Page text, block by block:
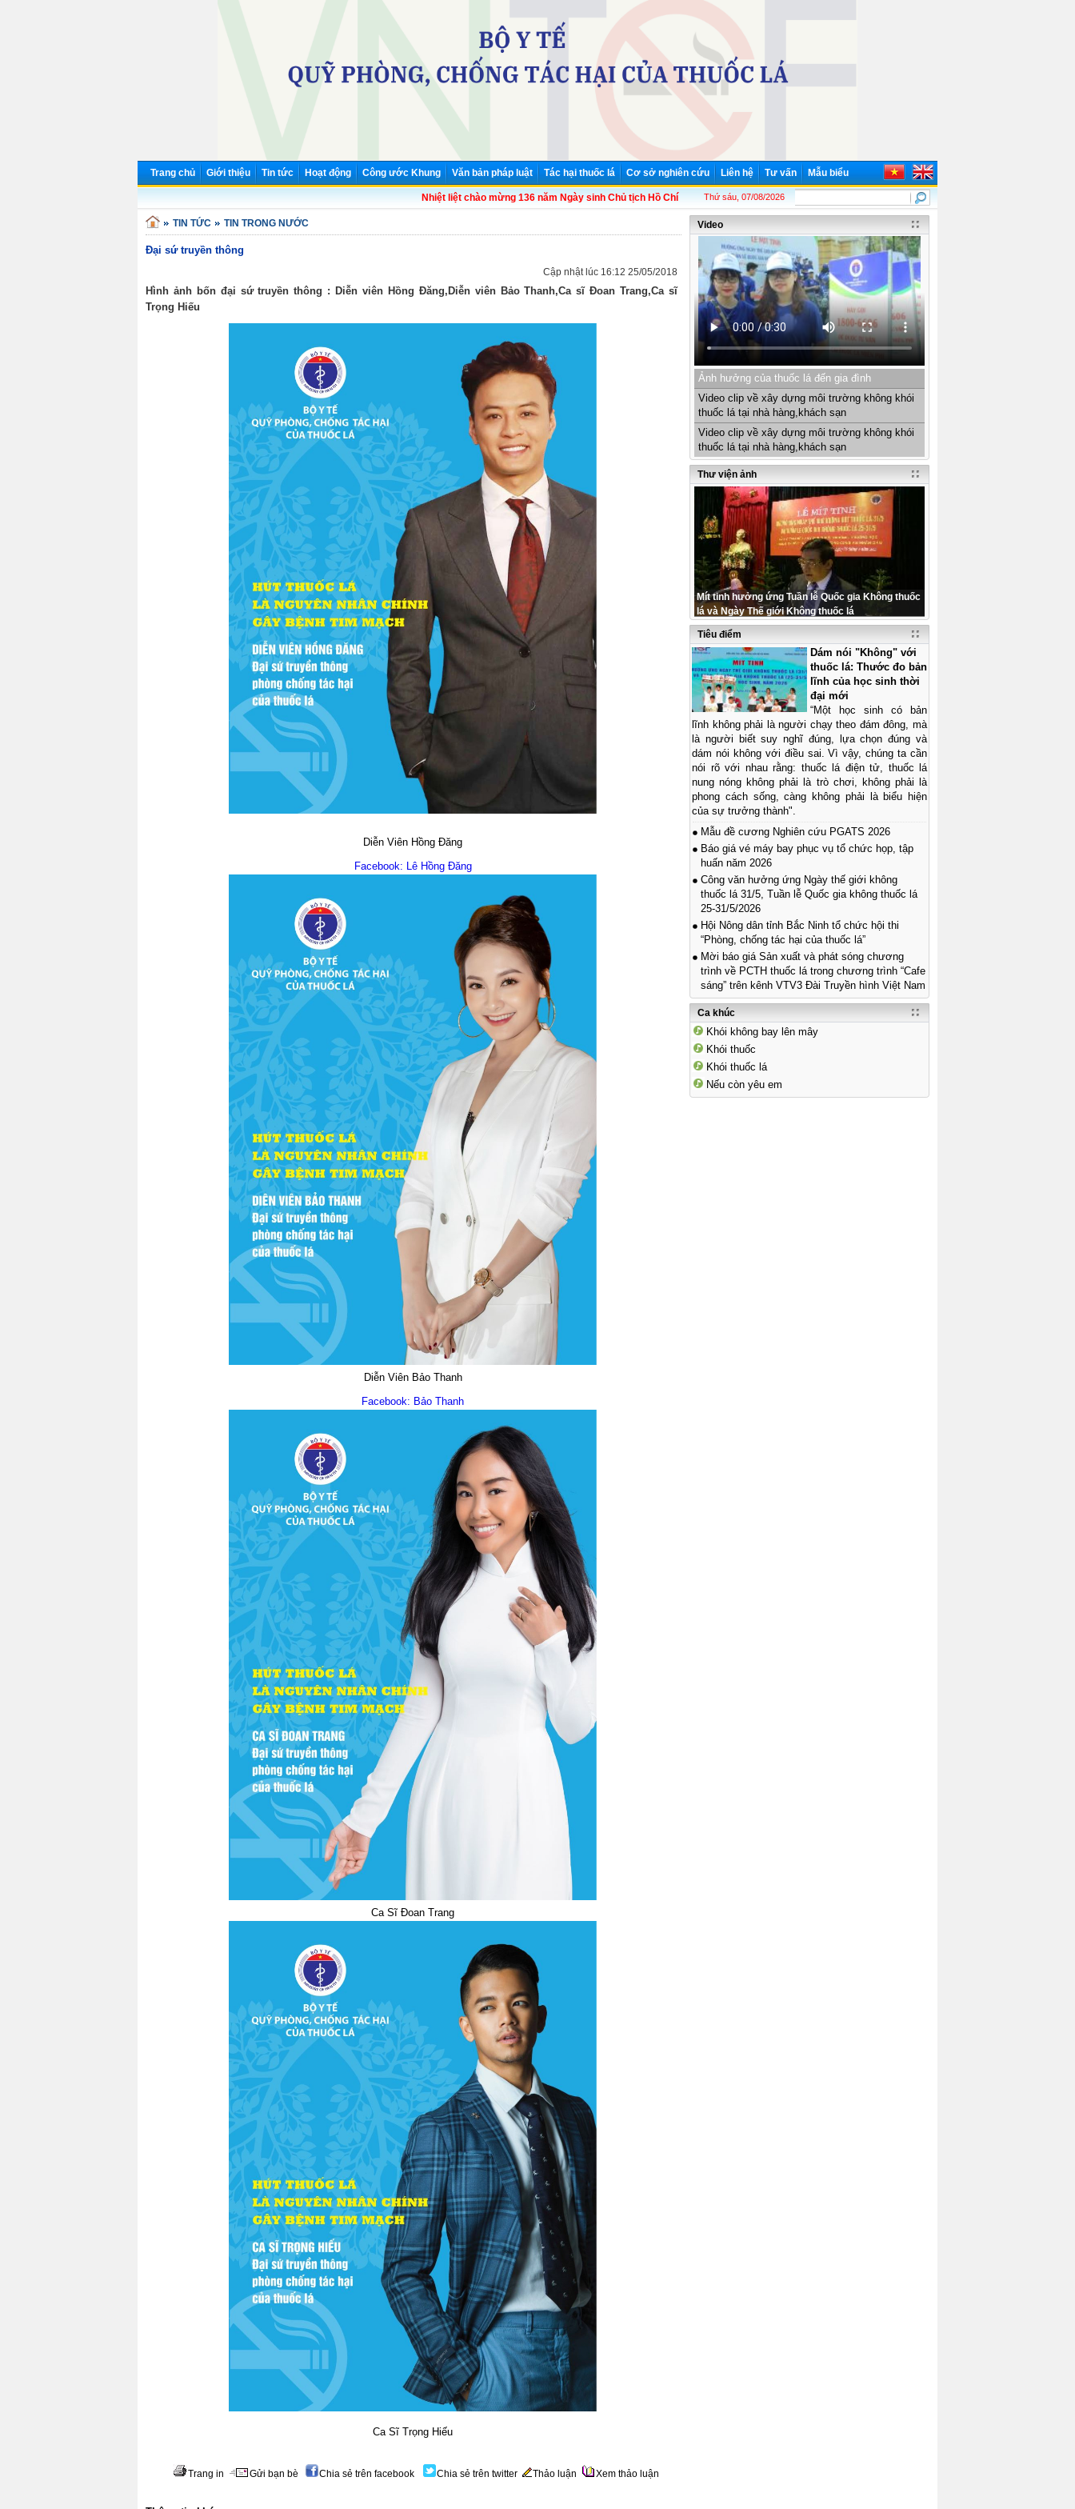
Trang chủ Giới thiệu Tin tức Hoạt động Công ước Khung Văn bản pháp luật Tác hại thuốc lá Cơ sở nghiên cứu Liên hệ Tư vấn Mẫu biểu
Nhiệt liệt chào mừng 136 năm Ngày sinh Chủ tịch Hồ Chí Minh (19/5/1890 - 19/5/2026)! Chủ tịch Hồ Chí Minh - Lãnh tụ thiên tài của Đảng và nhân dân ta!
Thứ sáu, 07/08/2026
TIN TỨC TIN TRONG NƯỚC
Đại sứ truyền thông
Cập nhật lúc 16:12 25/05/2018
Hình ảnh bốn đại sứ truyền thông : Diễn viên Hồng Đăng,Diễn viên Bảo Thanh,Ca sĩ Đoan Trang,Ca sĩ
Trọng Hiếu
Diễn Viên Hồng Đăng
Facebook: Lê Hồng Đăng
Diễn Viên Bảo Thanh
Facebook: Bảo Thanh
Ca Sĩ Đoan Trang
Ca Sĩ Trọng Hiếu
Trang in Gửi bạn bè Chia sẻ trên facebook Chia sẻ trên twitter Thảo luận Xem thảo luận
Video
Ảnh hưởng của thuốc lá đến gia đình
Video clip về xây dựng môi trường không khói
thuốc lá tại nhà hàng,khách sạn
Video clip về xây dựng môi trường không khói
thuốc lá tại nhà hàng,khách sạn
Thư viện ảnh
Mít tinh hưởng ứng Tuần lễ Quốc gia Không thuốc
lá và Ngày Thế giới Không thuốc lá
Tiêu điểm
Dám nói "Không" với
thuốc lá: Thước đo bản
lĩnh của học sinh thời
đại mới
“Một học sinh có bản
lĩnh không phải là người chạy theo đám đông, mà
là người biết suy nghĩ đúng, lựa chọn đúng và
dám nói không với điều sai. Vì vậy, chúng ta cần
nói rõ với nhau rằng: thuốc lá điện tử, thuốc lá
nung nóng không phải là trò chơi, không phải là
phong cách sống, càng không phải là biểu hiện
của sự trưởng thành".
Mẫu đề cương Nghiên cứu PGATS 2026
Báo giá vé máy bay phục vụ tổ chức họp, tập
huấn năm 2026
Công văn hưởng ứng Ngày thế giới không
thuốc lá 31/5, Tuần lễ Quốc gia không thuốc lá
25-31/5/2026
Hội Nông dân tỉnh Bắc Ninh tổ chức hội thi
“Phòng, chống tác hại của thuốc lá”
Mời báo giá Sản xuất và phát sóng chương
trình về PCTH thuốc lá trong chương trình “Cafe
sáng” trên kênh VTV3 Đài Truyền hình Việt Nam
Ca khúc
Khói không bay lên mây
Khói thuốc
Khói thuốc lá
Nếu còn yêu em